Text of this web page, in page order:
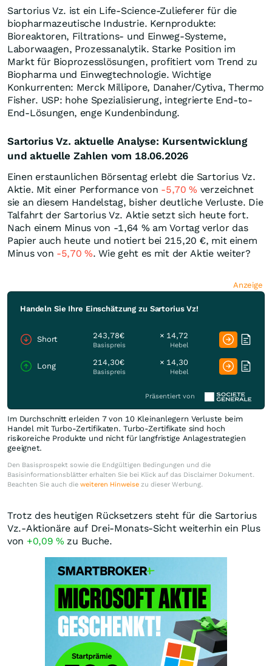
Sartorius Vz. ist ein Life-Science-Zulieferer für die
biopharmazeutische Industrie. Kernprodukte:
Bioreaktoren, Filtrations- und Einweg-Systeme,
Laborwaagen, Prozessanalytik. Starke Position im
Markt für Bioprozesslösungen, profitiert vom Trend zu
Biopharma und Einwegtechnologie. Wichtige
Konkurrenten: Merck Millipore, Danaher/Cytiva, Thermo
Fisher. USP: hohe Spezialisierung, integrierte End-to-
End-Lösungen, enge Kundenbindung.
Sartorius Vz. aktuelle Analyse: Kursentwicklung
und aktuelle Zahlen vom 18.06.2026
Einen erstaunlichen Börsentag erlebt die Sartorius Vz.
Aktie. Mit einer Performance von -5,70% verzeichnet
sie an diesem Handelstag, bisher deutliche Verluste. Die
Talfahrt der Sartorius Vz. Aktie setzt sich heute fort.
Nach einem Minus von -1,64 % am Vortag verlor das
Papier auch heute und notiert bei 215,20 €, mit einem
Minus von -5,70%. Wie geht es mit der Aktie weiter?
Anzeige
Handeln Sie Ihre Einschätzung zu Sartorius Vz!
Short 243,78€
Basispreis
× 14,72
Hebel
Long 214,30€
Basispreis
× 14,30
Hebel
Präsentiert von
Im Durchschnitt erleiden 7 von 10 Kleinanlegern Verluste beim
Handel mit Turbo-Zertifikaten. Turbo-Zertifikate sind hoch
risikoreiche Produkte und nicht für langfristige Anlagestrategien
geeignet.
Den Basisprospekt sowie die Endgültigen Bedingungen und die
Basisinformationsblätter erhalten Sie bei Klick auf das Disclaimer Dokument.
Beachten Sie auch die weiteren Hinweise zu dieser Werbung.
Trotz des heutigen Rücksetzers steht für die Sartorius
Vz.-Aktionäre auf Drei-Monats-Sicht weiterhin ein Plus
von +0,09% zu Buche.